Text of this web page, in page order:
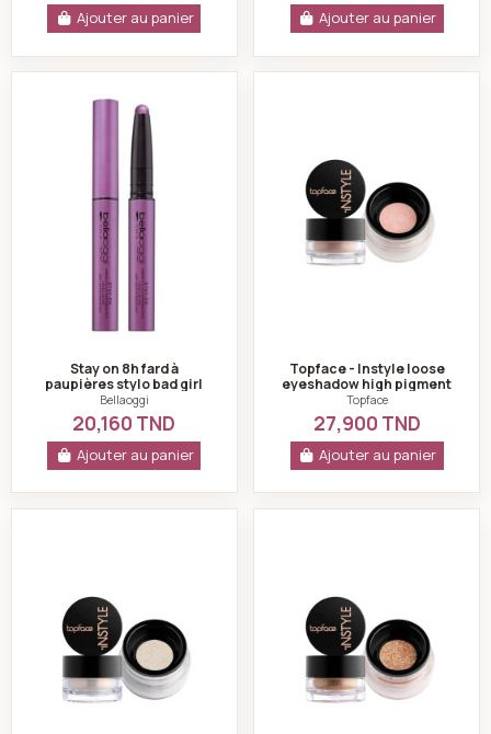
Ajouter au panier Ajouter au panier
Stay on 8h fard à
paupières stylo bad girl
pink n°003 -bellaoggi
Bellaoggi
20,160 TND
Ajouter au panier
Topface - Instyle loose
eyeshadow high pigment
pt511-101
Topface
27,900 TND
Ajouter au panier